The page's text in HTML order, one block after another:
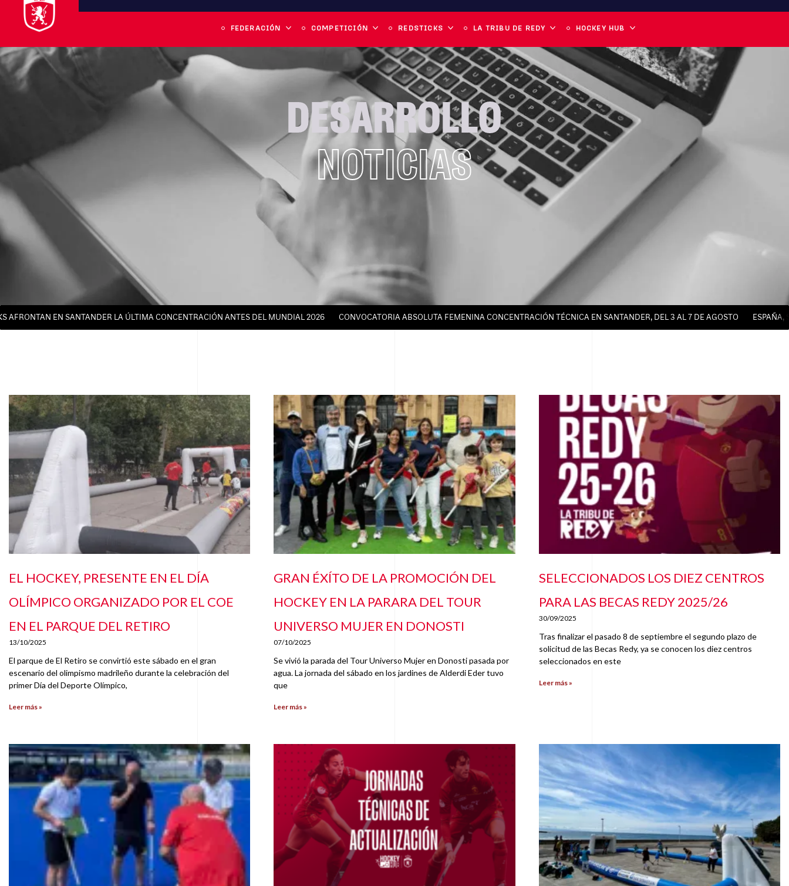
FEDERACIÓN COMPETICIÓN REDSTICKS LA TRIBU DE REDY HOCKEY HUB
DESARROLLO
NOTICIAS
EN SANTANDER LA ÚLTIMA CONCENTRACIÓN ANTES DEL MUNDIAL 2026 CONVOCATORIA ABSOLUTA FEMENINA CONCENTRACIÓN TÉCNICA EN SANTANDER, DEL 3 AL 7 DE AGOSTO ESPAÑA,
EL HOCKEY, PRESENTE EN EL DÍA
OLÍMPICO ORGANIZADO POR EL COE
EN EL PARQUE DEL RETIRO
13/10/2025
El parque de El Retiro se convirtió este sábado en el gran
escenario del olimpismo madrileño durante la celebración del
primer Día del Deporte Olímpico,
Leer más »
GRAN ÉXÍTO DE LA PROMOCIÓN DEL
HOCKEY EN LA PARARA DEL TOUR
UNIVERSO MUJER EN DONOSTI
07/10/2025
Se vivió la parada del Tour Universo Mujer en Donosti pasada por
agua. La jornada del sábado en los jardines de Alderdi Eder tuvo
que
Leer más »
SELECCIONADOS LOS DIEZ CENTROS
PARA LAS BECAS REDY 2025/26
30/09/2025
Tras finalizar el pasado 8 de septiembre el segundo plazo de
solicitud de las Becas Redy, ya se conocen los diez centros
seleccionados en este
Leer más »